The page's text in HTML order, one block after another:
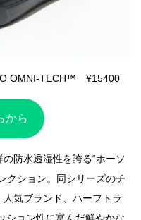
OMNI-TECH™ ¥15400
から
防水透湿性を誇る“ホーソ
クション。同シリーズのチ
気ブランド、ハーフトラ